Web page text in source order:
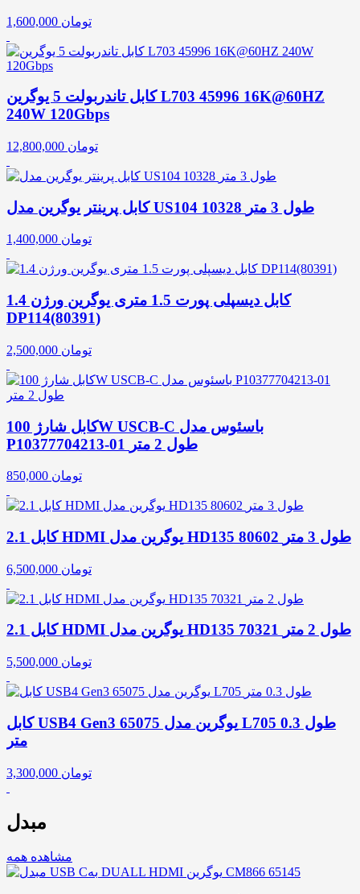
1,600,000 تومان
کابل تاندربولت 5 یوگرین L703 45996 16K@60HZ
240W 120Gbps
12,800,000 تومان
کابل پرینتر یوگرین مدل US104 10328 طول 3 متر
1,400,000 تومان
کابل دیسپلی پورت 1.5 متری یوگرین ورژن 1.4
DP114(80391)
2,500,000 تومان
کابل شارژ 100W USCB-C باسئوس مدل
P10377704213-01 طول 2 متر
850,000 تومان
کابل 2.1 HDMI یوگرین مدل HD135 80602 طول 3 متر
6,500,000 تومان
کابل 2.1 HDMI یوگرین مدل HD135 70321 طول 2 متر
5,500,000 تومان
کابل USB4 Gen3 یوگرین مدل 65075 L705 طول 0.3
متر
3,300,000 تومان
مبدل
مشاهده همه